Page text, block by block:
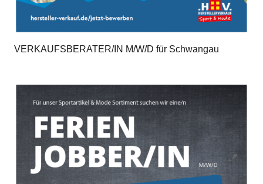
VERKAUFSBERATER/IN M/W/D für Schwangau